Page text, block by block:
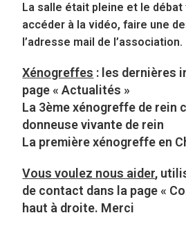
La salle était pleine et le
accéder à la vidéo, faire une
l’adresse mail de l’association.
Xénogreffes : les dernières
page « Actualités »
La 3ème xénogreffe de rein
donneuse vivante de rein
La première xénogreffe en
Vous voulez nous aider,
de contact dans la page «
haut à droite. Merci